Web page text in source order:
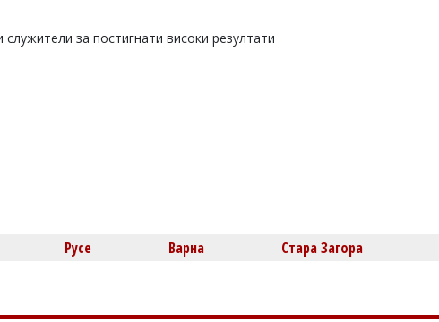
за постигнати високи резултати
Русе Варна Стара Загора